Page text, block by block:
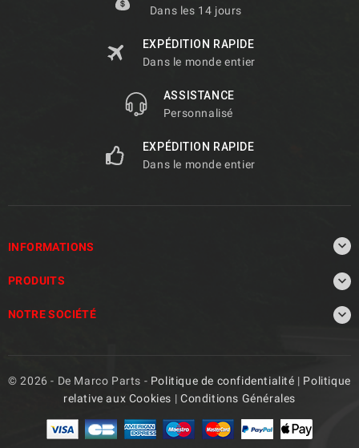
Dans les 14 jours
EXPÉDITION RAPIDE
Dans le monde entier
ASSISTANCE
Personnalisé
EXPÉDITION RAPIDE
Dans le monde entier
INFORMATIONS 
PRODUITS 
NOTRE SOCIÉTÉ 
© 2026 - De Marco Parts - Politique de confidentialité | Politique
relative aux Cookies | Conditions Générales